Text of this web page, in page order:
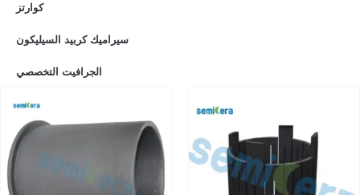
كوارتز
سيراميك كربيد السيليكون
الجرافيت التخصصي